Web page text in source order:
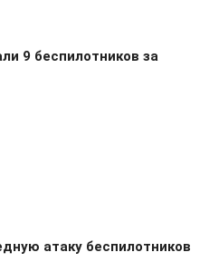
9 беспилотников за
атаку беспилотников